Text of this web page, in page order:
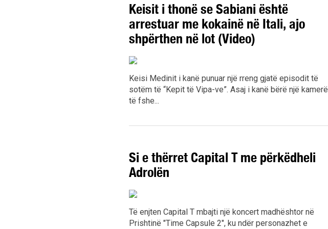
Keisit i thonë se Sabiani është
arrestuar me kokainë në Itali, ajo
shpërthen në lot (Video)
Keisi Medinit i kanë punuar një rreng gjatë episodit të
sotëm të “Kepit të Vipa-ve”. Asaj i kanë bërë një kamerë
të fshe...
Si e thërret Capital T me përkëdheli
Adrolën
Të enjten Capital T mbajti një koncert madhështor në
Prishtinë "Time Capsule 2", ku ndër personazhet e